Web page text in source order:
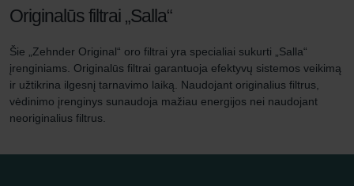
Originalūs filtrai „Salla“
Šie „Zehnder Original“ oro filtrai yra specialiai sukurti „Salla“
įrenginiams. Originalūs filtrai garantuoja efektyvų sistemos veikimą
ir užtikrina ilgesnį tarnavimo laiką. Naudojant originalius filtrus,
vėdinimo įrenginys sunaudoja mažiau energijos nei naudojant
neoriginalius filtrus.